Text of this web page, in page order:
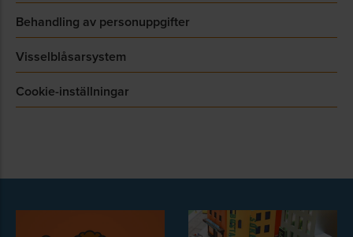
Behandling av personuppgifter
Visselblåsarsystem
Cookie-inställningar